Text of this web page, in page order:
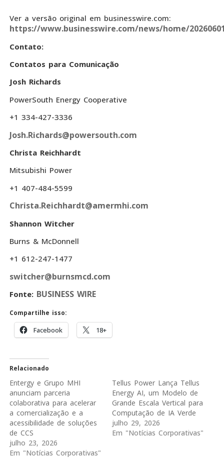
Ver a versão original em businesswire.com:
https://www.businesswire.com/news/home/
Contato:
Contatos para Comunicação
Josh Richards
PowerSouth Energy Cooperative
+1 334-427-3336
Josh.Richards@powersouth.com
Christa Reichhardt
Mitsubishi Power
+1 407-484-5599
Christa.Reichhardt@amermhi.com
Shannon Witcher
Burns & McDonnell
+1 612-247-1477
switcher@burnsmcd.com
Fonte: BUSINESS WIRE
Compartilhe isso:
Facebook 18+
Relacionado
Entergy e Grupo MHI
anunciam parceria
colaborativa para acelerar
a comercialização e a
acessibilidade de soluções
de CCS
julho 23, 2026
Em "Notícias Corporativas"
Tellus Power Lança Tellus
Energy AI, um Modelo de
Grande Escala Vertical para
Computação de IA Verde
julho 29, 2026
Em "Notícias Corporativas"